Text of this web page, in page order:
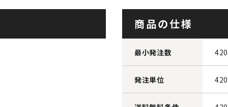
商品の仕様
最小発注数 420
発注単位